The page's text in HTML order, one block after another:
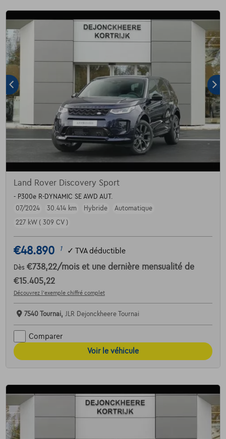
Land Rover Discovery Sport
- P300e R-DYNAMIC SE AWD AUT.
07/2024
30.414 km Hybride
Automatique
227 kW ( 309 CV )
€48.890 1 ✓ TVA déductible
Dès €738,22/mois et une dernière mensualité de
€15.405,22
Découvrez l’exemple chiffré complet
7540 Tournai, JLR Dejonckheere Tournai
Comparer
Voir le véhicule